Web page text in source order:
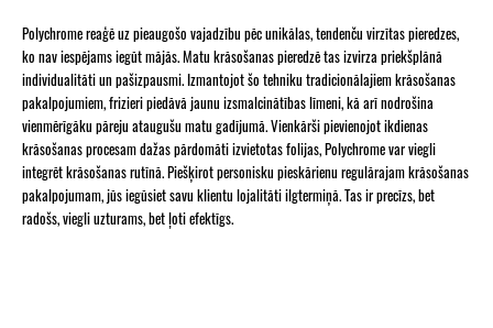
Polychrome reaģē uz pieaugošo vajadzību pēc unikālas, tendenču virzītas pieredzes,
ko nav iespējams iegūt mājās. Matu krāsošanas pieredzē tas izvirza priekšplānā
individualitāti un pašizpausmi. Izmantojot šo tehniku tradicionālajiem krāsošanas
pakalpojumiem, frizieri piedāvā jaunu izsmalcinātības līmeni, kā arī nodrošina
vienmērīgāku pāreju ataugušu matu gadījumā. Vienkārši pievienojot ikdienas
krāsošanas procesam dažas pārdomāti izvietotas folijas, Polychrome var viegli
integrēt krāsošanas rutīnā. Piešķirot personisku pieskārienu regulārajam krāsošanas
pakalpojumam, jūs iegūsiet savu klientu lojalitāti ilgtermiņā. Tas ir precīzs, bet
radošs, viegli uzturams, bet ļoti efektīgs.